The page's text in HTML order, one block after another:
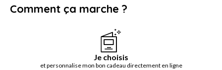
Comment ça marche ?
Je choisis
et personnalise mon bon cadeau directement en ligne